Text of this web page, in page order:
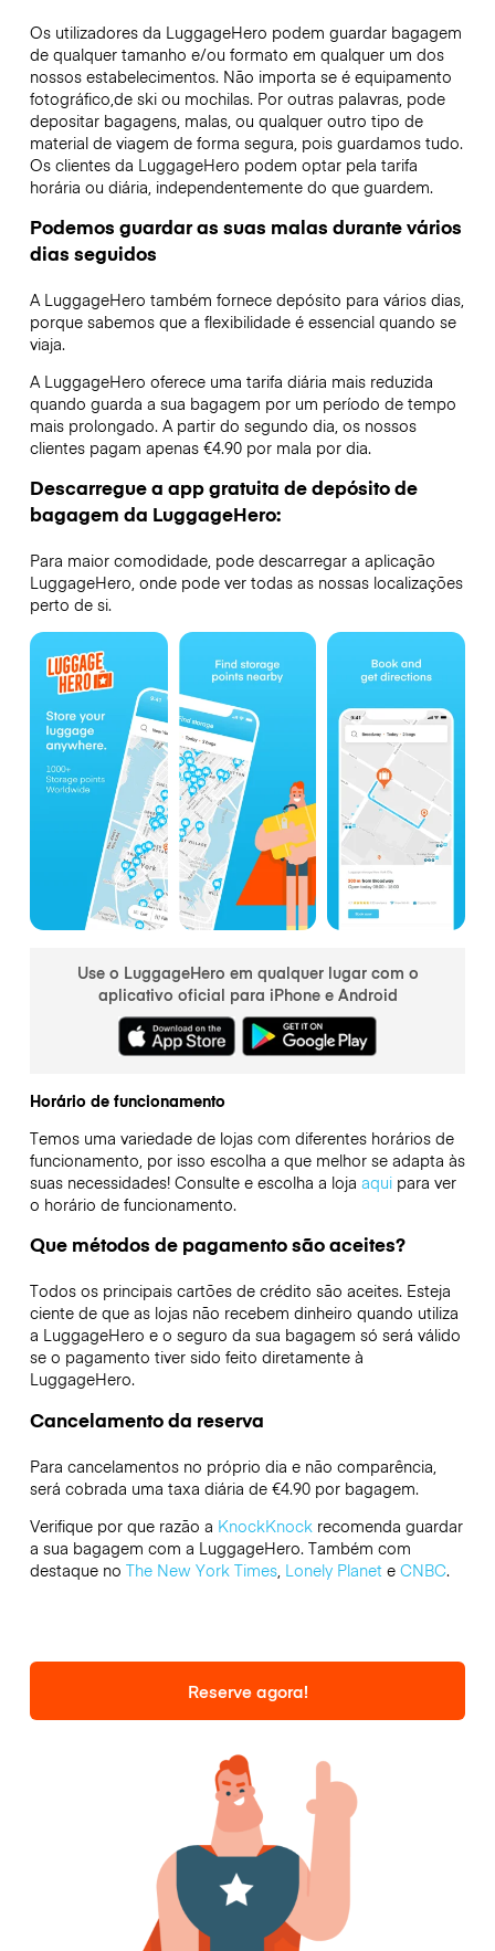
Os utilizadores da LuggageHero podem guardar bagagem
de qualquer tamanho e/ou formato em qualquer um dos
nossos estabelecimentos. Não importa se é equipamento
fotográfico,de ski ou mochilas. Por outras palavras, pode
depositar bagagens, malas, ou qualquer outro tipo de
material de viagem de forma segura, pois guardamos tudo.
Os clientes da LuggageHero podem optar pela tarifa
horária ou diária, independentemente do que guardem.
Podemos guardar as suas malas durante vários
dias seguidos
A LuggageHero também fornece depósito para vários dias,
porque sabemos que a flexibilidade é essencial quando se
viaja.
A LuggageHero oferece uma tarifa diária mais reduzida
quando guarda a sua bagagem por um período de tempo
mais prolongado. A partir do segundo dia, os nossos
clientes pagam apenas €4.90 por mala por dia.
Descarregue a app gratuita de depósito de
bagagem da LuggageHero:
Para maior comodidade, pode descarregar a aplicação
LuggageHero, onde pode ver todas as nossas localizações
perto de si.
Use o LuggageHero em qualquer lugar com o
aplicativo oficial para iPhone e Android
Horário de funcionamento
Temos uma variedade de lojas com diferentes horários de
funcionamento, por isso escolha a que melhor se adapta às
suas necessidades! Consulte e escolha a loja aquipara ver
o horário de funcionamento.
Que métodos de pagamento são aceites?
Todos os principais cartões de crédito são aceites. Esteja
ciente de que as lojas não recebem dinheiro quando utiliza
a LuggageHero e o seguro da sua bagagem só será válido
se o pagamento tiver sido feito diretamente à
LuggageHero.
Cancelamento da reserva
Para cancelamentos no próprio dia e não comparência,
será cobrada uma taxa diária de €4.90 por bagagem.
Verifique por que razão a KnockKnockrecomenda guardar
a sua bagagem com a LuggageHero. Também com
destaque no The New York Times, Lonely Planete CNBC.
Reserve agora!